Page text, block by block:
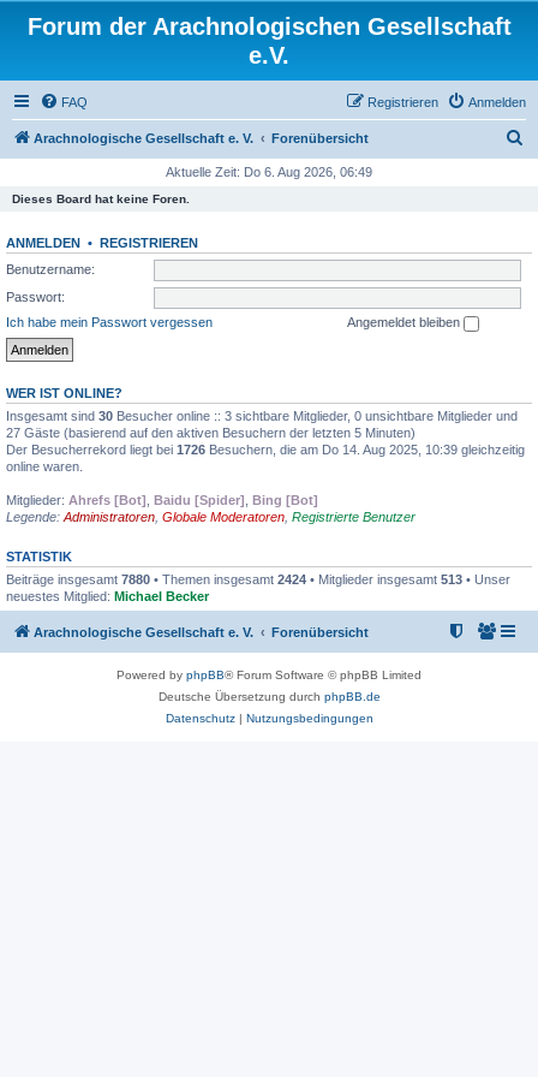
Forum der Arachnologischen Gesellschaft
e.V.
FAQ Anmelden
Registrieren
Arachnologische Gesellschaft e. V. Forenübersicht
e
Aktuelle Zeit: Do 6. Aug 2026, 06:49
Dieses Board hat keine Foren.
ANMELDEN • REGISTRIEREN
Benutzername:
Passwort:
Ich habe mein Passwort vergessen
Angemeldet bleiben
WER IST ONLINE?
Insgesamt sind 30 Besucher online :: 3 sichtbare Mitglieder, 0 unsichtbare Mitglieder und
27 Gäste (basierend auf den aktiven Besuchern der letzten 5 Minuten)
Der Besucherrekord liegt bei 1726 Besuchern, die am Do 14. Aug 2025, 10:39 gleichzeitig
online waren.
Mitglieder: Ahrefs [Bot] Baidu [Spider] Bing [Bot]
Legende: Administratoren Globale Moderatoren Registrierte Benutzer
STATISTIK
Beiträge insgesamt 7880 • Themen insgesamt 2424 • Mitglieder insgesamt 513 • Unser
neuestes Mitglied: Michael Becker
Arachnologische Gesellschaft e. V. Forenübersicht
Powered by phpBB® Forum Software © phpBB Limited
Deutsche Übersetzung durch phpBB.de
Datenschutz| Nutzungsbedingungen